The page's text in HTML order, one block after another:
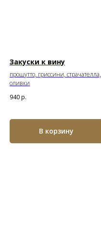
Закуски к вину
прошутто, гриссини, страчателла,
оливки
940р.
В корзину